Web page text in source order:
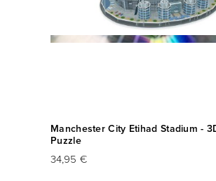
Manchester City Etihad Stadium -
Puzzle
34,95 €